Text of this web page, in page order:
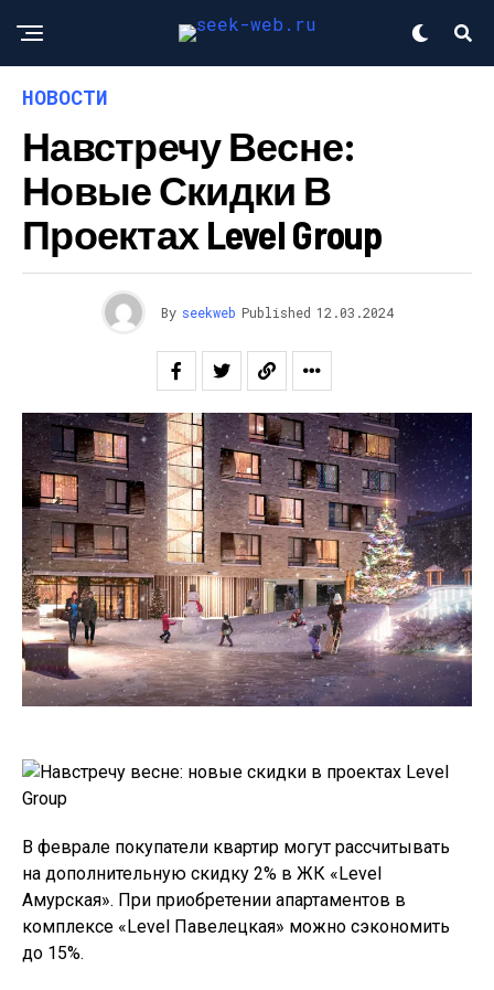
НОВОСТИ
Навстречу Весне:
Новые Скидки В
Проектах Level Group
By seekweb Published 12.03.2024
В феврале покупатели квартир могут рассчитывать
на дополнительную скидку 2% в ЖК «Level
Амурская». При приобретении апартаментов в
комплексе «Level Павелецкая» можно сэкономить
до 15%.